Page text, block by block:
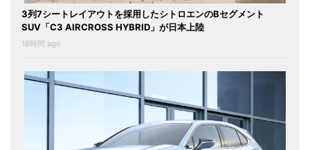
3列7シートレイアウトを採用したシトロエンのBセグメント
SUV「C3 AIRCROSS HYBRID」が日本上陸
18時間 ago